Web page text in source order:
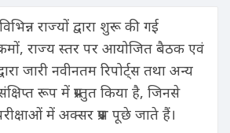
राज्यों द्वारा शुरू की गई
राज्य स्तर पर आयोजित बैठक एवं
जारी नवीनतम रिपोर्ट्स तथा अन्य
रूप में प्रस्तुत किया है, जिनसे
परीक्षाओं में अक्सर प्रश्न पूछे जाते हैं।